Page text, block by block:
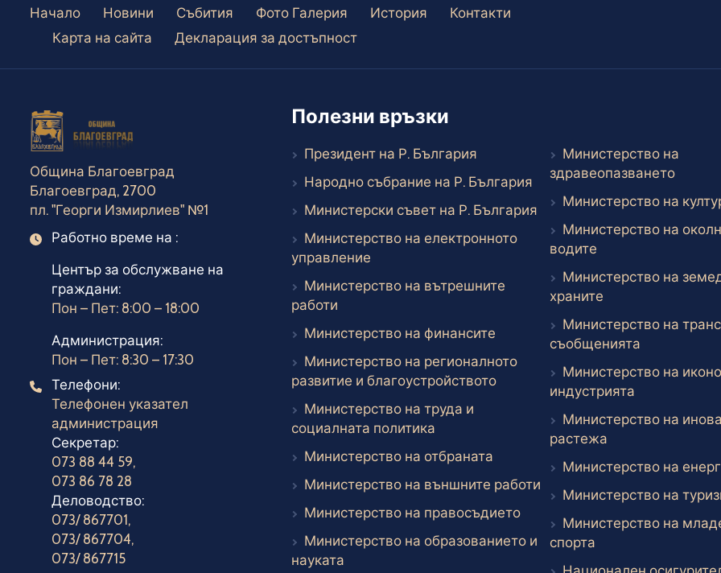
Начало Новини Събития Фото Галерия История
Контакти
Карта на сайта
Декларация за достъпност
Община Благоевград
Благоевград, 2700
пл. "Георги Измирлиев" №1
Работно време
Работно време на :
Център за обслужване на
граждани:
Пон – Пет: 8:00 – 18:00
Администрация:
Пон – Пет: 8:30 – 17:30
Телефони
Телефони:
Телефонен указател
администрация
Секретар:
073 88 44 59,
073 86 78 28
Деловодство:
073/ 867701,
073/ 867704,
073/ 867715
Полезни връзки
Президент на Р. България Външен линк
Народно събрание на Р. България Външен линк
Министерски съвет на Р. България Външен линк
Министерство на електронното
управление
Министерство на вътрешните
работи
Министерство на финансите Външен линк
Министерство на регионалното
развитие и благоустройствотоВъншен линк
Министерство на труда и
социалната политика
Министерство на отбраната
Министерство на външните работи
Министерство на правосъдиетоВъншен линк
Министерство на образованието и
науката
Министерство на
здравеопазването
Министерство на
Министерство на
водитеВъншен линк
Министерство на
хранитеВъншен линк
Министерство на
съобщениятаВъншен
Министерство на
индустриятаВъншен линк
Министерство на
растежаВъншен линк
Министерство на
Министерство на
Министерство на
спортаВъншен линк